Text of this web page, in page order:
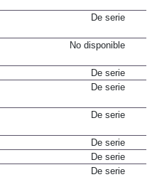
De serie
No disponible
De serie
De serie
De serie
De serie
De serie
De serie